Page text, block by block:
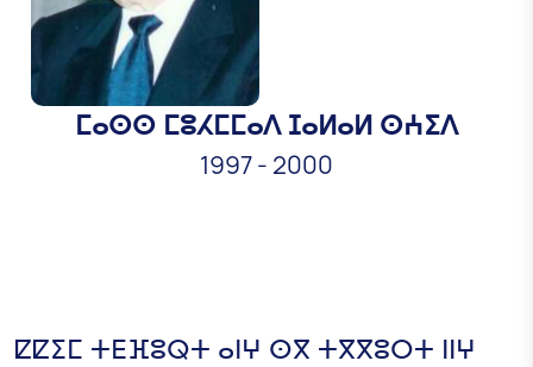
ⵎⴰⵙⵙ ⵎⵓⵃⵎⵎⴰⴷ ⵊⴰⵍⴰⵍ ⵙⵄⵉⴷ
1997- 2000
ⵇⵇⵉⵎ ⵜⴹⴼⵓⵕⵜ ⴰⵏⵖ ⵙⴳ ⵜⴳⴳⵓⵔⵜ ⵏⵏⵖ